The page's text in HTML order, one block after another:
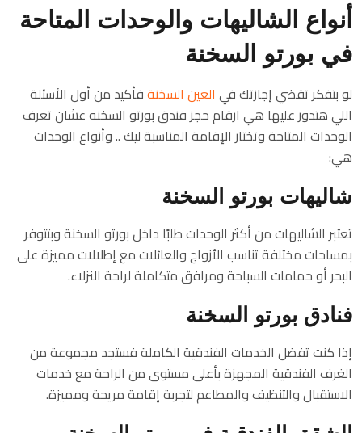
أنواع الشاليهات والوحدات المتاحة
في بورتو السخنة
لو بتفكر تقضي إجازتك في العين السخنةفأكيد من أول الأسئلة
اللي هتدور عليها هي ارقام حجز فندق بورتو السخنه عشان تعرف
الوحدات المتاحة وتختار الإقامة المناسبة ليك .. وأنواع الوحدات
هي:
شاليهات بورتو السخنة
تعتبر الشاليهات من أكثر الوحدات طلبًا داخل بورتو السخنة وبتتوفر
بمساحات مختلفة تناسب الأزواج والعائلات مع إطلالات مميزة على
البحر أو حمامات السباحة ومرافق متكاملة لراحة النزلاء.
فنادق بورتو السخنة
إذا كنت تفضل الخدمات الفندقية الكاملة فستجد مجموعة من
الغرف الفندقية المجهزة بأعلى مستوى من الراحة مع خدمات
الاستقبال والتنظيف والمطاعم لتجربة إقامة مريحة ومميزة.